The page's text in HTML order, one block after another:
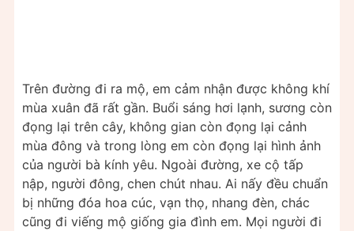
Trên đường đi ra mộ, em cảm nhận được không khí
mùa xuân đã rất gần. Buổi sáng hơi lạnh, sương còn
đọng lại trên cây, không gian còn đọng lại cảnh
mùa đông và trong lòng em còn đọng lại hình ảnh
của người bà kính yêu. Ngoài đường, xe cộ tấp
nập, người đông, chen chút nhau. Ai nấy đều chuẩn
bị những đóa hoa cúc, vạn thọ, nhang đèn, chác
cũng đi viếng mộ giống gia đình em. Mọi người đi